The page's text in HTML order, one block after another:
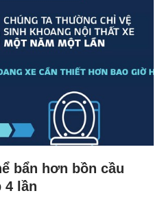
bẩn hơn bồn cầu
4 lần